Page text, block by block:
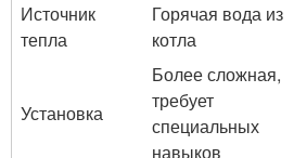
Источник
тепла
Горячая вода из
котла
Установка
Более сложная,
требует
специальных
навыков